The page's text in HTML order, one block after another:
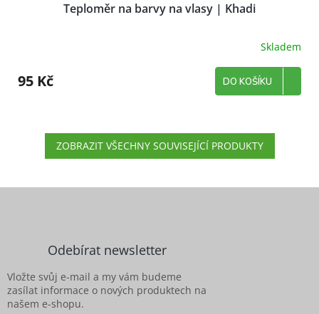
Teploměr na barvy na vlasy | Khadi
Skladem
95 Kč DO KOŠÍKU
ZOBRAZIT VŠECHNY SOUVISEJÍCÍ PRODUKTY
Odebírat newsletter
Vložte svůj e-mail a my vám budeme
zasílat informace o nových produktech na
našem e-shopu.